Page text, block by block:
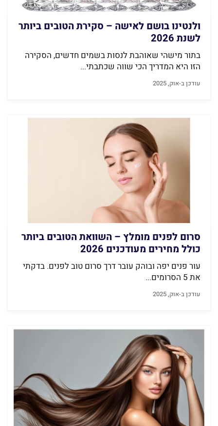
ולנטינו בושם לאישה – סקירת הטובים ביותר
לשנת 2026
בתור מישהי שאוהבת לנסות בשמים חדשים, הסקירה
הזו היא המדריך הכי שווה שכתבתי...
עודכן ב-אוק, 2025
סרום לפנים מומלץ – השוואת הטובים ביותר
כולל מחירים מעודכנים 2026
עור פנים יפה ובוהק עובר דרך סרום טוב לפנים. בדקתי
את 5 הסרומים...
עודכן ב-אוק, 2025